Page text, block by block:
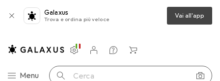
Galaxus
Trova e ordina più veloce Vai all'app
Categoria Navigazione
Menu Cerca
Impostazioni
Conto cliente
Liste di confronto
Liste dei desideri
Carrello